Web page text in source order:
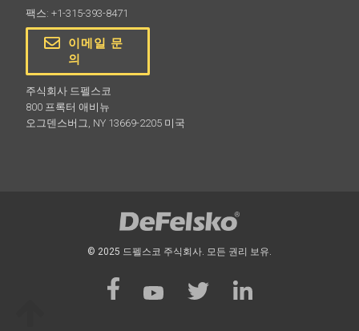
팩스: +1-315-393-8471
이메일 문
의
주식회사 드펠스코
800 프록터 애비뉴
오그덴스버그, NY 13669-2205 미국
© 2025 드펠스코 주식회사. 모든 권리 보유.